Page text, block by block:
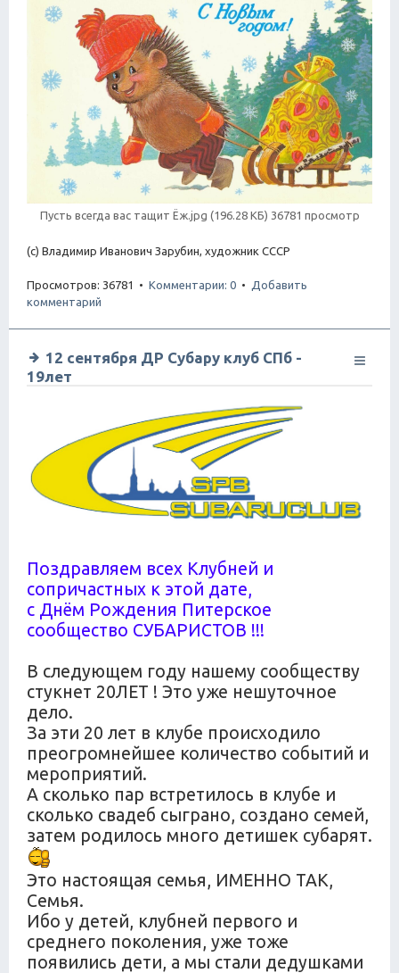
Пусть всегда вас тащит Ёж.jpg (196.28 КБ) 36781 просмотр
(с) Владимир Иванович Зарубин, художник СССР
Просмотров: 36781 • Комментарии: 0 •
Добавить
комментарий
12 сентября ДР Субару клуб СПб -
19лет
Поздравляем всех Клубней и
сопричастных к этой дате,
с Днём Рождения Питерское
сообщество СУБАРИСТОВ !!!
В следующем году нашему сообществу
стукнет 20ЛЕТ ! Это уже нешуточное
дело.
За эти 20 лет в клубе происходило
преогромнейшее количество событий и
мероприятий.
А сколько пар встретилось в клубе и
сколько свадеб сыграно, создано семей,
затем родилось много детишек субарят.
Это настоящая семья, ИМЕННО ТАК,
Семья.
Ибо у детей, клубней первого и
среднего поколения, уже тоже
появились дети, а мы стали дедушками